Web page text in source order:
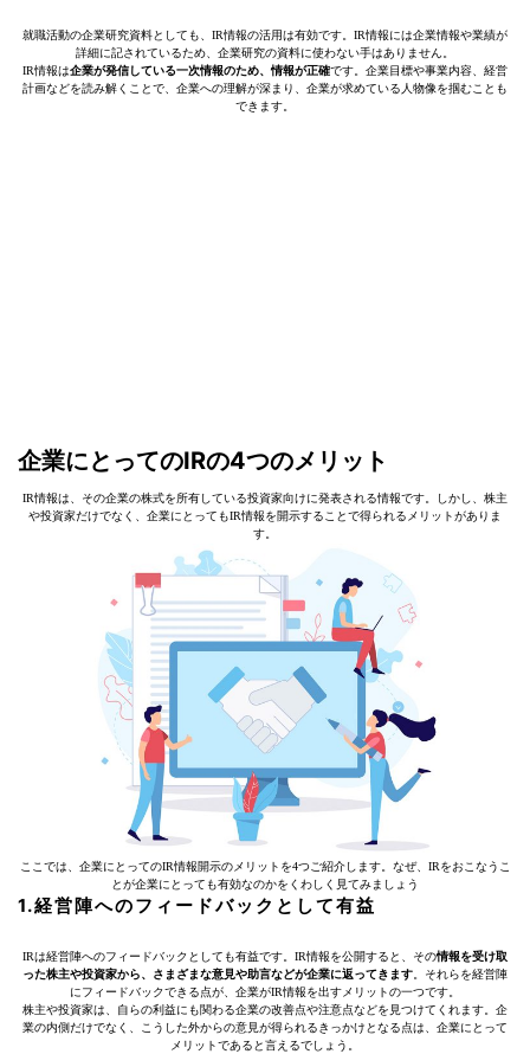
就職活動の企業研究資料としても、IR情報の活用は有効です。IR情報には企業情報や業績が
詳細に記されているため、企業研究の資料に使わない手はありません。
IR情報は企業が発信している一次情報のため、情報が正確です。企業目標や事業内容、経営
計画などを読み解くことで、企業への理解が深まり、企業が求めている人物像を掴むことも
できます。
企業にとってのIRの4つのメリット
IR情報は、その企業の株式を所有している投資家向けに発表される情報です。しかし、株主
や投資家だけでなく、企業にとってもIR情報を開示することで得られるメリットがありま
す。
ここでは、企業にとってのIR情報開示のメリットを4つご紹介します。なぜ、IRをおこなうこ
とが企業にとっても有効なのかをくわしく見てみましょう
1.経営陣へのフィードバックとして有益
IRは経営陣へのフィードバックとしても有益です。IR情報を公開すると、その情報を受け取
った株主や投資家から、さまざまな意見や助言などが企業に返ってきます 。それらを経営陣
にフィードバックできる点が、企業がIR情報を出すメリットの一つです。
株主や投資家は、自らの利益にも関わる企業の改善点や注意点などを見つけてくれます。企
業の内側だけでなく、こうした外からの意見が得られるきっかけとなる点は、企業にとって
メリットであると言えるでしょう。